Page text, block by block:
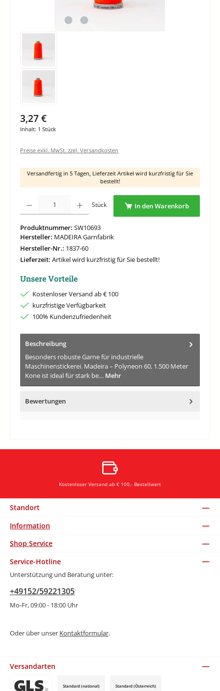
3,27 €
Inhalt: 1 Stück
Preise exkl. MwSt. zzgl. Versandkosten
Versandfertig in 5 Tagen, Lieferzeit Artikel wird kurzfristig für Sie
bestellt!
Produkt Anzahl: Gib den gewünschten Wert ein oder benutze die Schaltflächen um
Stück In den Warenkorb
Produktnummer: SW10693
Hersteller: MADEIRA Garnfabrik
Hersteller-Nr.: 1837-60
Lieferzeit: Artikel wird kurzfristig für Sie bestellt!
Unsere Vorteile
Kostenloser Versand ab € 100
kurzfristige Verfügbarkeit
100% Kundenzufriedenheit
Beschreibung
Besonders robuste Garne für industrielle
Maschinenstickerei. Madeira – Polyneon 60, 1.500 Meter
Kone ist ideal für stark be… Mehr
Bewertungen
Kostenloser Versand ab € 100,- Bestellwert
Standort
Information
Shop Service
Service-Hotline
Unterstützung und Beratung unter:
+49152/59221305
Mo-Fr, 09:00 - 18:00 Uhr
Oder über unser Kontaktformular.
Versandarten
Standard (national) Standard (Österreich)